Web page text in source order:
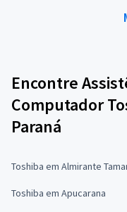
Encontre
Computador
Paraná
Toshiba em Almirante
Toshiba em Apucarana